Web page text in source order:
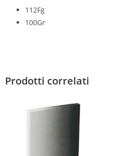
112Fg
100Gr
Prodotti correlati